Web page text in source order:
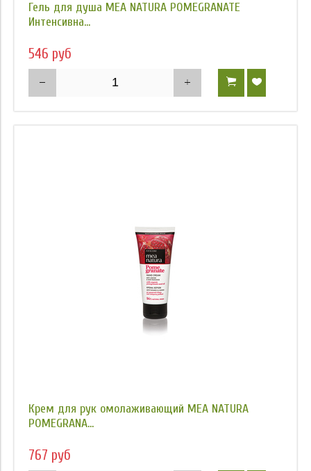
Гель для душа MEA NATURA POMEGRANATE
Интенсивна...
546 руб
Крем для рук омолаживающий MEA NATURA
POMEGRANA...
767 руб